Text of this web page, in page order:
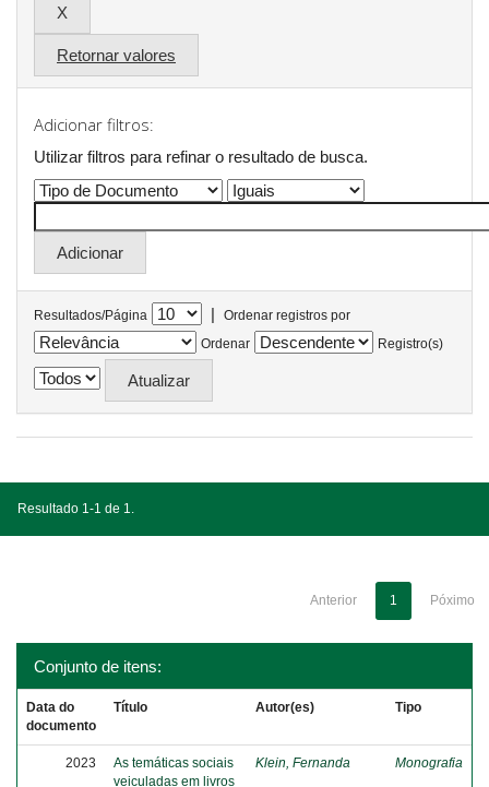
Retornar valores
Adicionar filtros:
Utilizar filtros para refinar o resultado de busca.
Resultados/Página |
Ordenar registros por
Ordenar
Registro(s)
Resultado 1-1 de 1.
Anterior 1 Póximo
Conjunto de itens:
Data do
documento
Título Autor(es) Tipo
2023
As temáticas sociais
veiculadas em livros
Klein, Fernanda Monografia